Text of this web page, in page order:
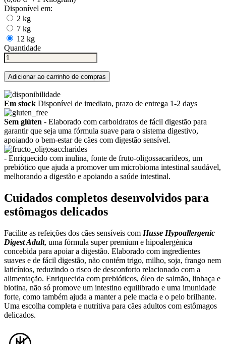
Disponível em:
2 kg
7 kg
12 kg
Quantidade
Adicionar ao carrinho de compras
Em stock Disponível de imediato, prazo de entrega 1-2 days
Sem glúten - Elaborado com carboidratos de fácil digestão para
garantir que seja uma fórmula suave para o sistema digestivo,
apoiando o bem-estar de cães com digestão sensível.
- Enriquecido com inulina, fonte de fruto-oligossacarídeos, um
prebiótico que ajuda a promover um microbioma intestinal saudável,
melhorando a digestão e apoiando a saúde intestinal.
Cuidados completos desenvolvidos para
estômagos delicados
Facilite as refeições dos cães sensíveis com Husse Hypoallergenic
Digest Adult, uma fórmula super premium e hipoalergénica
concebida para apoiar a digestão. Elaborado com ingredientes
suaves e de fácil digestão, não contém trigo, milho, soja, frango nem
laticínios, reduzindo o risco de desconforto relacionado com a
alimentação. Enriquecida com prebióticos, óleo de salmão, linhaça e
biotina, não só promove um intestino equilibrado e uma imunidade
forte, como também ajuda a manter a pele macia e o pelo brilhante.
Uma escolha completa e nutritiva para cães adultos com estômagos
delicados.